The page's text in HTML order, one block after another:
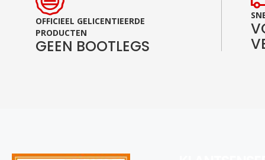
OFFICIEEL GELICENTIEERDE
PRODUCTEN
GEEN BOOTLEGS